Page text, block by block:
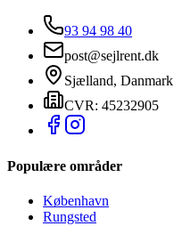
93 94 98 40
post@sejlrent.dk
Sjælland, Danmark
CVR: 45232905
Populære områder
København
Rungsted